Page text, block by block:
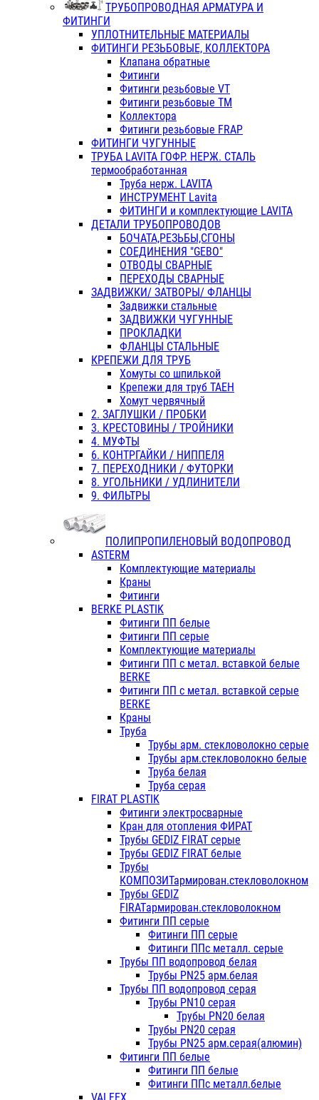
ТРУБОПРОВОДНАЯ АРМАТУРА И
ФИТИНГИ
УПЛОТНИТЕЛЬНЫЕ МАТЕРИАЛЫ
ФИТИНГИ РЕЗЬБОВЫЕ, КОЛЛЕКТОРА
Клапана обратные
Фитинги
Фитинги резьбовые VT
Фитинги резьбовые ТМ
Коллектора
Фитинги резьбовые FRAP
ФИТИНГИ ЧУГУННЫЕ
ТРУБА LAVITA ГОФР. НЕРЖ. СТАЛЬ
термообработанная
Труба нерж. LAVITA
ИНСТРУМЕНТ Lavita
ФИТИНГИ и комплектующие LAVITA
ДЕТАЛИ ТРУБОПРОВОДОВ
БОЧАТА,РЕЗЬБЫ,СГОНЫ
СОЕДИНЕНИЯ "GEBO"
ОТВОДЫ СВАРНЫЕ
ПЕРЕХОДЫ СВАРНЫЕ
ЗАДВИЖКИ/ ЗАТВОРЫ/ ФЛАНЦЫ
Задвижки стальные
ЗАДВИЖКИ ЧУГУННЫЕ
ПРОКЛАДКИ
ФЛАНЦЫ СТАЛЬНЫЕ
КРЕПЕЖИ ДЛЯ ТРУБ
Хомуты со шпилькой
Крепежи для труб ТАЕН
Хомут червячный
2. ЗАГЛУШКИ / ПРОБКИ
3. КРЕСТОВИНЫ / ТРОЙНИКИ
4. МУФТЫ
6. КОНТРГАЙКИ / НИППЕЛЯ
7. ПЕРЕХОДНИКИ / ФУТОРКИ
8. УГОЛЬНИКИ / УДЛИНИТЕЛИ
9. ФИЛЬТРЫ
ПОЛИПРОПИЛЕНОВЫЙ ВОДОПРОВОД
ASTERM
Комплектующие материалы
Краны
Фитинги
BERKE PLASTIK
Фитинги ПП белые
Фитинги ПП серые
Комплектующие материалы
Фитинги ПП с метал. вставкой белые
BERKE
Фитинги ПП с метал. вставкой серые
BERKE
Краны
Труба
Трубы арм. стекловолокно серые
Трубы арм.стекловолокно белые
Труба белая
Труба серая
FIRAT PLASTIK
Фитинги электросварные
Кран для отопления ФИРАТ
Трубы GEDIZ FIRAT серые
Трубы GEDIZ FIRAT белые
Трубы
КОМПОЗИТармирован.стекловолокном
Трубы GEDIZ
FIRATармирован.стекловолокном
Фитинги ПП серые
Фитинги ПП серые
Фитинги ППс металл. серые
Трубы ПП водопровод белая
Трубы PN25 арм.белая
Трубы ПП водопровод серая
Трубы PN10 серая
Трубы PN20 белая
Трубы PN20 серая
Трубы PN25 арм.серая(алюмин)
Фитинги ПП белые
Фитинги ПП белые
Фитинги ППс металл.белые